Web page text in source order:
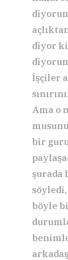
diyor ki
İşçiler
Ama o
bir
şurada
böyle